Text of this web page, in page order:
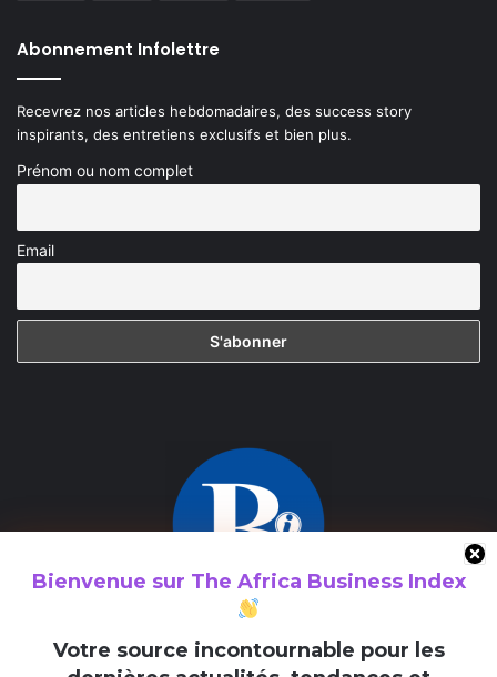
Bienvenue sur The Africa Business Index
Votre source incontournable pour les
Abonnement Infolettre
Recevrez nos articles hebdomadaires, des success story
inspirants, des entretiens exclusifs et bien plus.
Prénom ou nom complet
Email
The Africa Business Index est un média consacré à la valorisation
des initiatives entrepreneuriales en Afrique et au sein de la